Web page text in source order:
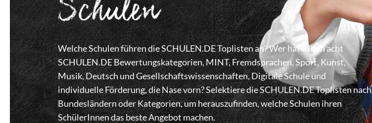
Schulen
Welche Schulen führen die SCHULEN.DE Toplisten an? Wer hat in den acht
SCHULEN.DE Bewertungskategorien, MINT, Fremdsprachen, Sport, Kunst,
Musik, Deutsch und Gesellschaftswissenschaften, Digitale Schule und
individuelle Förderung, die Nase vorn? Selektiere die SCHULEN.DE Toplisten nach
Bundesländern oder Kategorien, um herauszufinden, welche Schulen ihren
SchülerInnen das beste Angebot machen.